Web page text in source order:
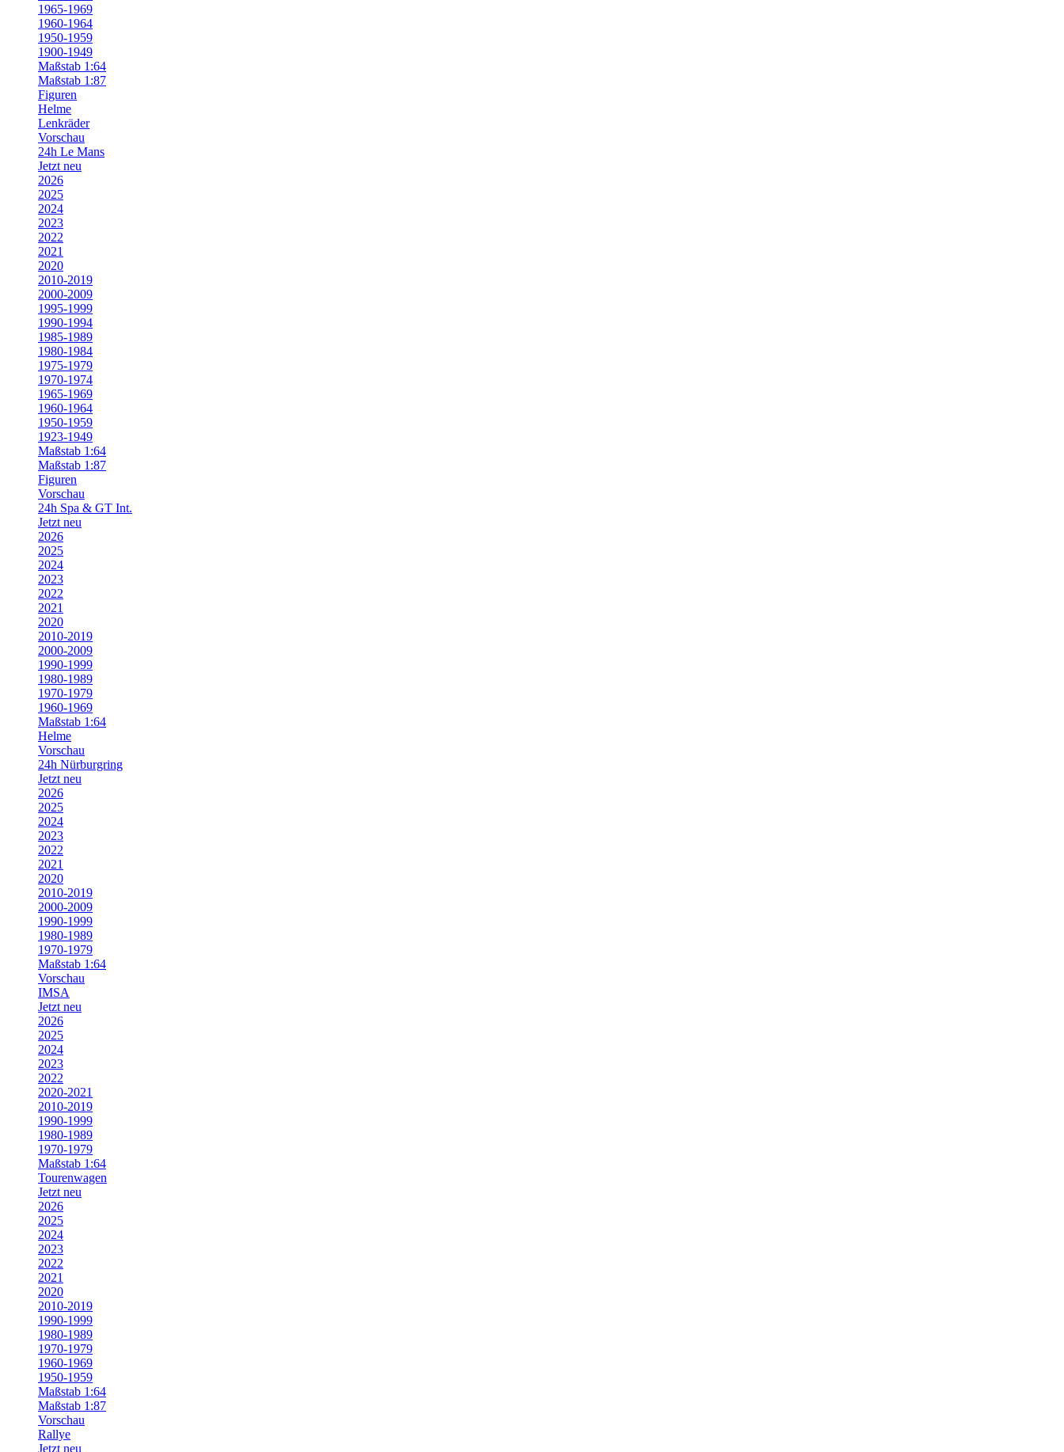
1965-1969
1960-1964
1950-1959
1900-1949
Maßstab 1:64
Maßstab 1:87
Figuren
Helme
Lenkräder
Vorschau
24h Le Mans
Jetzt neu
2026
2025
2024
2023
2022
2021
2020
2010-2019
2000-2009
1995-1999
1990-1994
1985-1989
1980-1984
1975-1979
1970-1974
1965-1969
1960-1964
1950-1959
1923-1949
Maßstab 1:64
Maßstab 1:87
Figuren
Vorschau
24h Spa & GT Int.
Jetzt neu
2026
2025
2024
2023
2022
2021
2020
2010-2019
2000-2009
1990-1999
1980-1989
1970-1979
1960-1969
Maßstab 1:64
Helme
Vorschau
24h Nürburgring
Jetzt neu
2026
2025
2024
2023
2022
2021
2020
2010-2019
2000-2009
1990-1999
1980-1989
1970-1979
Maßstab 1:64
Vorschau
IMSA
Jetzt neu
2026
2025
2024
2023
2022
2020-2021
2010-2019
1990-1999
1980-1989
1970-1979
Maßstab 1:64
Tourenwagen
Jetzt neu
2026
2025
2024
2023
2022
2021
2020
2010-2019
1990-1999
1980-1989
1970-1979
1960-1969
1950-1959
Maßstab 1:64
Maßstab 1:87
Vorschau
Rallye
Jetzt neu